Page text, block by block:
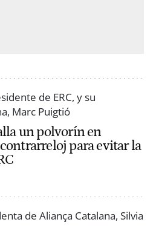
un polvorín en
para evitar la